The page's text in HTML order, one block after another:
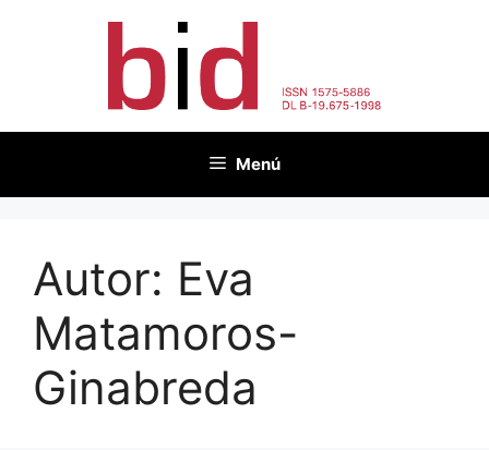
Menú
Autor: Eva
Matamoros-
Ginabreda